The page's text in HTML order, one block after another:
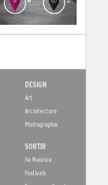
DESIGN
Art
Architecture
Photographie
SORTIR
Ile Maurice
Festivals